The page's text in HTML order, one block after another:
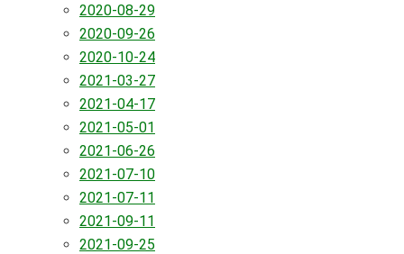
2020-08-29
2020-09-26
2020-10-24
2021-03-27
2021-04-17
2021-05-01
2021-06-26
2021-07-10
2021-07-11
2021-09-11
2021-09-25